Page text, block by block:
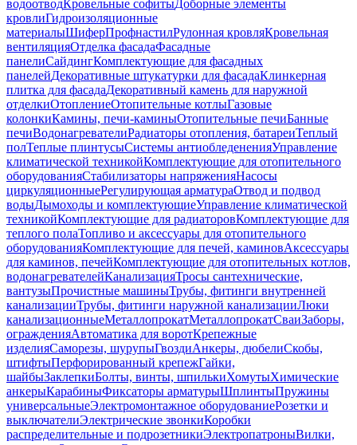
водоотводКровельные софитыДоборные элементы
кровлиГидроизоляционные
материалыШиферПрофнастилРулонная кровляКровельная
вентиляцияОтделка фасадаФасадные
панелиСайдингКомплектующие для фасадных
панелейДекоративные штукатурки для фасадаКлинкерная
плитка для фасадаДекоративный камень для наружной
отделкиОтоплениеОтопительные котлыГазовые
колонкиКамины, печи-каминыОтопительные печиБанные
печиВодонагревателиРадиаторы отопления, батареиТеплый
полТеплые плинтусыСистемы антиобледененияУправление
климатической техникойКомплектующие для отопительного
оборудованияСтабилизаторы напряженияНасосы
циркуляционныеРегулирующая арматураОтвод и подвод
водыДымоходы и комплектующиеУправление климатической
техникойКомплектующие для радиаторовКомплектующие для
теплого полаТопливо и аксессуары для отопительного
оборудованияКомплектующие для печей, каминовАксессуары
для каминов, печейКомплектующие для отопительных котлов,
водонагревателейКанализацияТросы сантехнические,
вантузыПрочистные машиныТрубы, фитинги внутренней
канализацииТрубы, фитинги наружной канализацииЛюки
канализационныеМеталлопрокатМеталлопрокатСваиЗаборы,
огражденияАвтоматика для воротКрепежные
изделияСаморезы, шурупыГвоздиАнкеры, дюбелиСкобы,
штифтыПерфорированный крепежГайки,
шайбыЗаклепкиБолты, винты, шпилькиХомутыХимические
анкерыКарабиныФиксаторы арматурыШплинтыПружины
универсальныеЭлектромонтажное оборудованиеРозетки и
выключателиЭлектрические звонкиКоробки
распределительные и подрозетникиЭлектропатроныВилки,